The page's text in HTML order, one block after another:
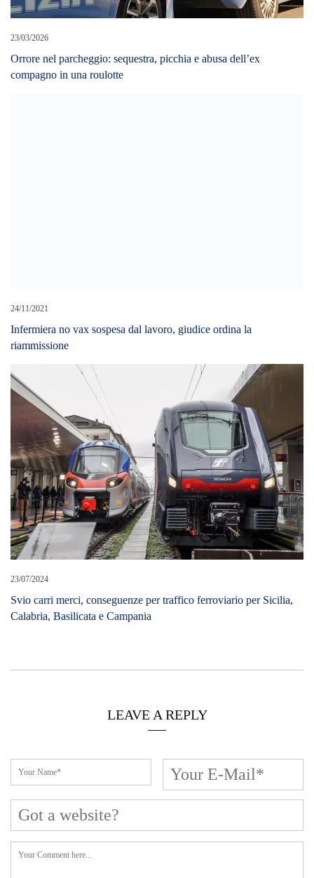
23/03/2026
Orrore nel parcheggio: sequestra, picchia e abusa dell’ex
compagno in una roulotte
24/11/2021
Infermiera no vax sospesa dal lavoro, giudice ordina la
riammissione
23/07/2024
Svio carri merci, conseguenze per traffico ferroviario per Sicilia,
Calabria, Basilicata e Campania
LEAVE A REPLY